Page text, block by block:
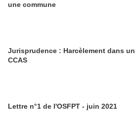
une commune
Jurisprudence : Harcèlement dans un
CCAS
Lettre n°1 de l'OSFPT - juin 2021